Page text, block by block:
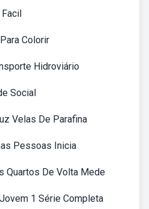
Facil
Colorir
Hidroviário
Social
Velas De Parafina
Pessoas Inicia
Quartos De Volta Mede
1 Série Completa